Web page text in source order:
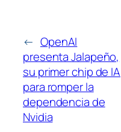
← OpenAI
presenta Jalapeño,
su primer chip de IA
para romper la
dependencia de
Nvidia